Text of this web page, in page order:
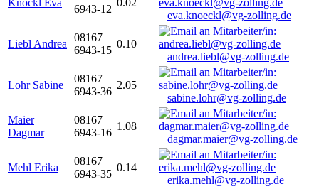
Knöckl Eva
6943-12
0.02
eva.knoeckl@vg-zolling.de
Liebl Andrea
08167
6943-15
0.10
andrea.liebl@vg-zolling.de
Lohr Sabine
08167
6943-36
2.05
sabine.lohr@vg-zolling.de
Maier
Dagmar
08167
6943-16
1.08
dagmar.maier@vg-zolling.de
Mehl Erika
08167
6943-35
0.14
erika.mehl@vg-zolling.de